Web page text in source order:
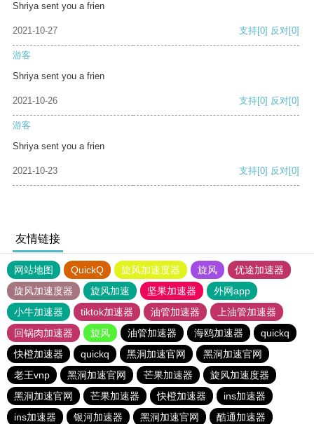
Shriya sent you a frien
2021-10-27 支持[0] 反对[0]
游客
Shriya sent you a frien
2021-10-26 支持[0] 反对[0]
游客
Shriya sent you a frien
2021-10-23 支持[0] 反对[0]
友情链接
网站地图 QuickQ 旋风加速度器 旋风
优途加速器
旋风加速度器
旋风加速 坚果加速器
外网app
小牛加速器
tiktok加速器 油管加速器
上油管加速器
回锅肉加速器
旋风 油管加速器 海鸥加速器
quickq
快橙加速器
quickq 黑洞加速官网
黑洞加速官网
老王vnp
黑洞加速官网 芒果加速器
旋风加速度器
黑洞加速官网
芒果加速器 快橙加速器
ins加速器
ins加速器
银河加速器 黑洞加速官网 酷通加速器